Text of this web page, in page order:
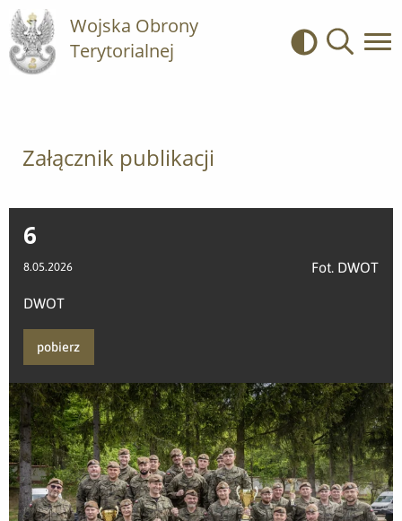
Wojska Obrony
Terytorialnej
Kontrast
Załącznik publikacji
6
8.05.2026 Fot. DWOT
DWOT
pobierz